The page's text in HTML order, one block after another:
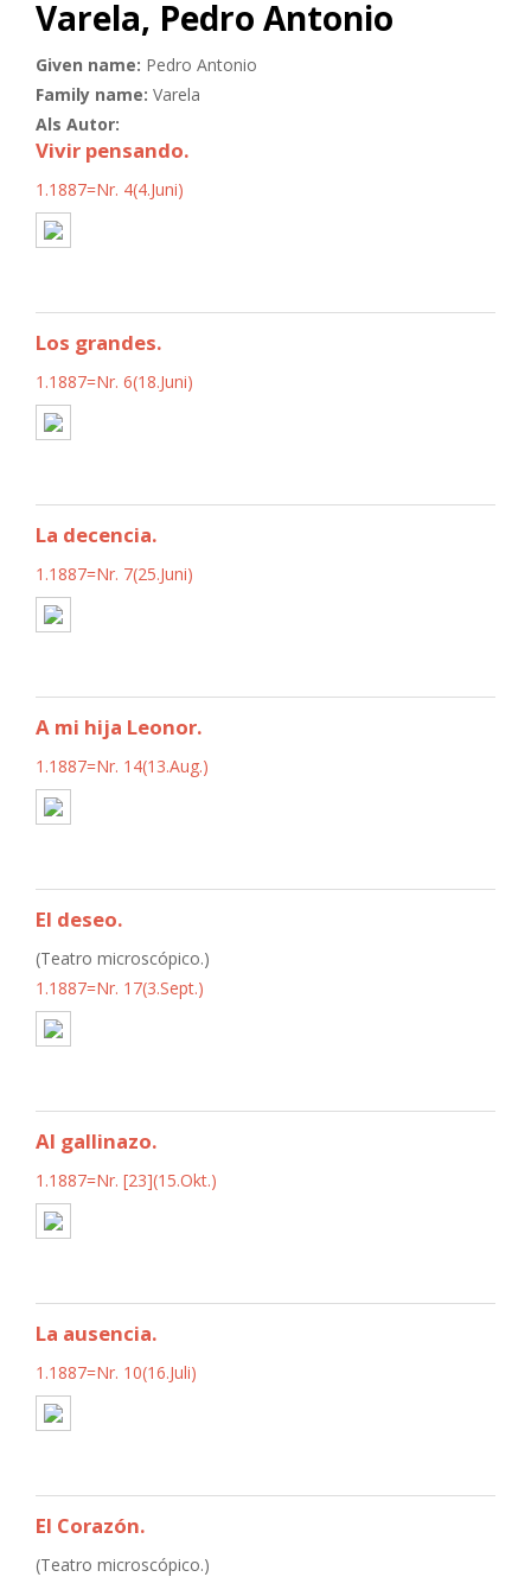
Varela, Pedro Antonio
Given name: Pedro Antonio
Family name: Varela
Als Autor:
Vivir pensando.
1.1887=Nr. 4(4.Juni)
Los grandes.
1.1887=Nr. 6(18.Juni)
La decencia.
1.1887=Nr. 7(25.Juni)
A mi hija Leonor.
1.1887=Nr. 14(13.Aug.)
El deseo.
(Teatro microscópico.)
1.1887=Nr. 17(3.Sept.)
Al gallinazo.
1.1887=Nr. [23](15.Okt.)
La ausencia.
1.1887=Nr. 10(16.Juli)
El Corazón.
(Teatro microscópico.)